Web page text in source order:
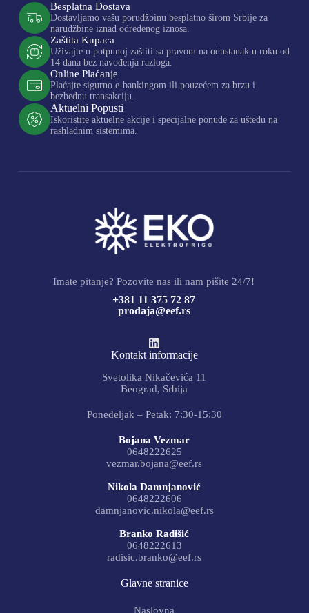
Besplatna Dostava
Dostavljamo vašu porudžbinu besplatno širom Srbije za
narudžbine iznad određenog iznosa.
Zaštita Kupaca
Uživajte u potpunoj zaštiti sa pravom na odustanak u roku od
14 dana bez navođenja razloga.
Online Plaćanje
Plaćajte sigurno e-bankingom ili pouzećem za brzu i
bezbednu transakciju.
Aktuelni Popusti
Iskoristite aktuelne akcije i specijalne ponude za uštedu na
rashladnim sistemima.
Imate pitanje? Pozovite nas ili nam pišite 24/7!
+381 11 375 72 87
prodaja@eef.rs
Kontakt informacije
Svetolika Nikačevića 11
Beograd, Srbija
Ponedeljak – Petak: 7:30-15:30
Bojana Vezmar
0648222625
vezmar.bojana@eef.rs
Nikola Damnjanović
0648222606
damnjanovic.nikola@eef.rs
Branko Radišić
0648222613
radisic.branko@eef.rs
Glavne stranice
Naslovna